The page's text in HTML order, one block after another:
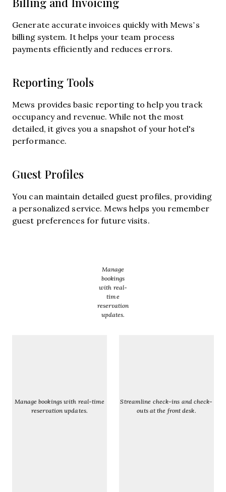
Generate accurate invoices quickly with Mews’s
billing system. It helps your team process
payments efficiently and reduces errors.
Reporting Tools
Mews provides basic reporting to help you track
occupancy and revenue. While not the most
detailed, it gives you a snapshot of your hotel's
performance.
Guest Profiles
You can maintain detailed guest profiles, providing
a personalized service. Mews helps you remember
guest preferences for future visits.
Manage
bookings
with real-
time
reservation
updates.
Manage bookings with real-time
reservation updates.
Streamline check-ins and check-
outs at the front desk.